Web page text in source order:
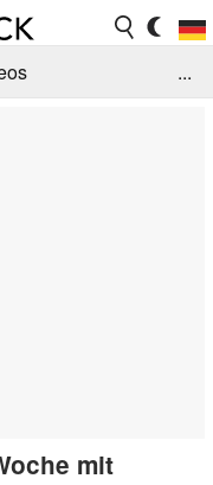
...
mit